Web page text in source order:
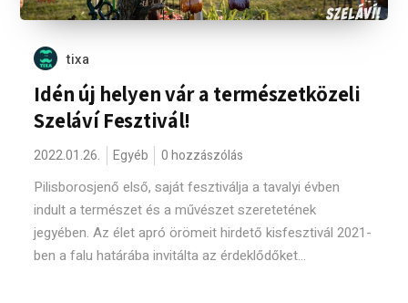
tixa
Idén új helyen vár a természetközeli
Szeláví Fesztivál!
2022.01.26. Egyéb 0 hozzászólás
Pilisborosjenő első, saját fesztiválja a tavalyi évben
indult a természet és a művészet szeretetének
jegyében. Az élet apró örömeit hirdető kisfesztivál 2021-
ben a falu határába invitálta az érdeklődőket...